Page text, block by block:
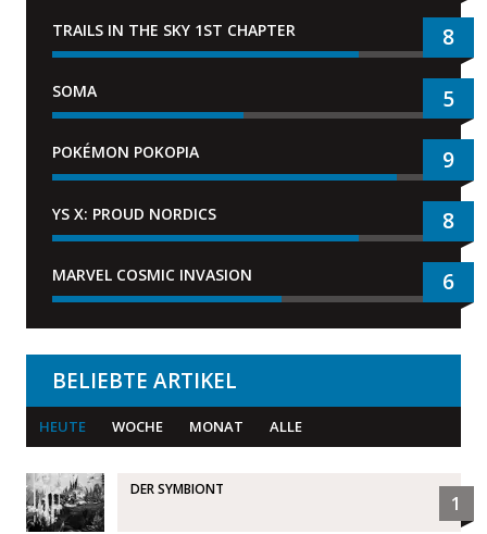
TRAILS IN THE SKY 1ST CHAPTER 8
SOMA 5
POKÉMON POKOPIA 9
YS X: PROUD NORDICS 8
MARVEL COSMIC INVASION 6
BELIEBTE ARTIKEL
HEUTE WOCHE MONAT ALLE
DER SYMBIONT
1